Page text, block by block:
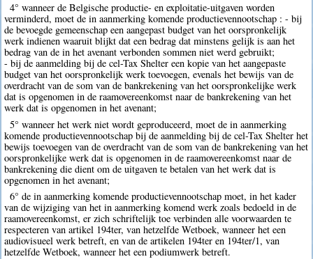
4° wanneer de Belgische productie- en exploitatie-uitgaven worden
verminderd, moet de in aanmerking komende productievennootschap : - bij
de bevoegde gemeenschap een aangepast budget van het oorspronkelijk
werk indienen waaruit blijkt dat een bedrag dat minstens gelijk is aan het
bedrag van de in het avenant verbonden sommen niet werd gebruikt;
- bij de aanmelding bij de cel-Tax Shelter een kopie van het aangepaste
budget van het oorspronkelijk werk toevoegen, evenals het bewijs van de
overdracht van de som van de bankrekening van het oorspronkelijke werk
dat is opgenomen in de raamovereenkomst naar de bankrekening van het
werk dat is opgenomen in het avenant;
5° wanneer het werk niet wordt geproduceerd, moet de in aanmerking
komende productievennootschap bij de aanmelding bij de cel-Tax Shelter het
bewijs toevoegen van de overdracht van de som van de bankrekening van het
oorspronkelijke werk dat is opgenomen in de raamovereenkomst naar de
bankrekening die dient om de uitgaven te betalen van het werk dat is
opgenomen in het avenant;
6° de in aanmerking komende productievennootschap moet, in het kader
van de wijziging van het in aanmerking komend werk zoals bedoeld in de
raamovereenkomst, er zich schriftelijk toe verbinden alle voorwaarden te
respecteren van artikel 194ter, van hetzelfde Wetboek, wanneer het een
audiovisueel werk betreft, en van de artikelen 194ter en 194ter/1, van
hetzelfde Wetboek, wanneer het een podiumwerk betreft.